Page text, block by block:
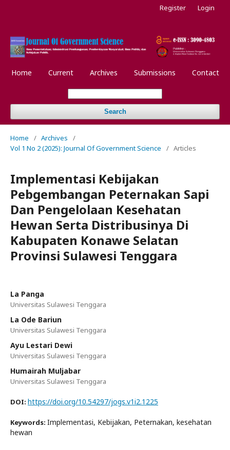
Home Current Archives Submissions Contact
Search
Register Login
Home / Archives
/
Vol 1 No 2 (2025): Journal Of Government Science
/ Articles
Implementasi Kebijakan
Pebgembangan Peternakan Sapi
Dan Pengelolaan Kesehatan
Hewan Serta Distribusinya Di
Kabupaten Konawe Selatan
Provinsi Sulawesi Tenggara
La Panga
Universitas Sulawesi Tenggara
La Ode Bariun
Universitas Sulawesi Tenggara
Ayu Lestari Dewi
Universitas Sulawesi Tenggara
Humairah Muljabar
Universitas Sulawesi Tenggara
DOI: https://doi.org/10.54297/jogs.v1i2.1225
Keywords: Implementasi, Kebijakan, Peternakan, kesehatan
hewan